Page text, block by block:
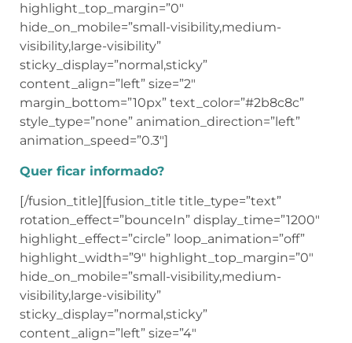
highlight_top_margin=”0″
hide_on_mobile=”small-visibility,medium-
visibility,large-visibility”
sticky_display=”normal,sticky”
content_align=”left” size=”2″
margin_bottom=”10px” text_color=”#2b8c8c”
style_type=”none” animation_direction=”left”
animation_speed=”0.3″]
Quer ficar informado?
[/fusion_title][fusion_title title_type=”text”
rotation_effect=”bounceIn” display_time=”1200″
highlight_effect=”circle” loop_animation=”off”
highlight_width=”9″ highlight_top_margin=”0″
hide_on_mobile=”small-visibility,medium-
visibility,large-visibility”
sticky_display=”normal,sticky”
content_align=”left” size=”4″